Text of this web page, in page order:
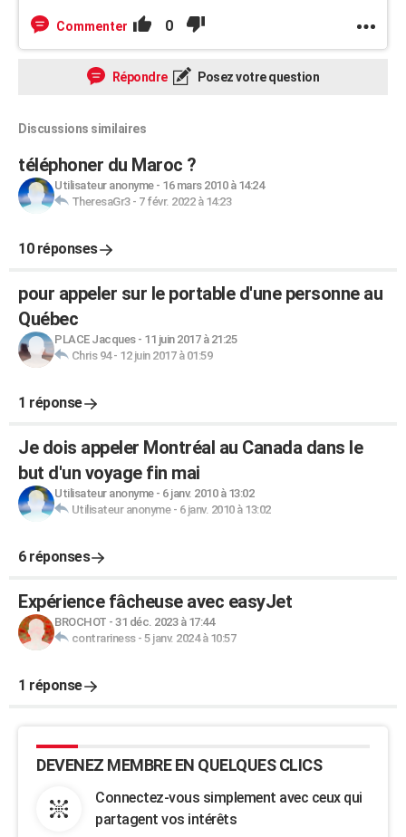
Commenter 0
Répondre Posez votre question
Discussions similaires
téléphoner du Maroc ?
Utilisateur anonyme- 16 mars 2010 à 14:24
TheresaGr3- 7 févr. 2022 à 14:23
10 réponses
pour appeler sur le portable d'une personne au
Québec
PLACE Jacques- 11 juin 2017 à 21:25
Chris 94- 12 juin 2017 à 01:59
1 réponse
Je dois appeler Montréal au Canada dans le
but d'un voyage fin mai
Utilisateur anonyme- 6 janv. 2010 à 13:02
Utilisateur anonyme- 6 janv. 2010 à 13:02
6 réponses
Expérience fâcheuse avec easyJet
BROCHOT - 31 déc. 2023 à 17:44
contrariness- 5 janv. 2024 à 10:57
1 réponse
DEVENEZ MEMBRE EN QUELQUES CLICS
Connectez-vous simplement avec ceux qui
partagent vos intérêts